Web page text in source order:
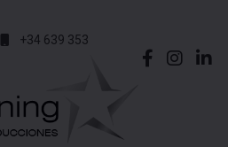
+34 639 353